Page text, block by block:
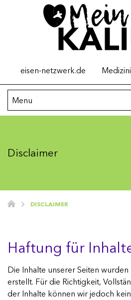
Top
menu
eisen-netzwerk.de
Main
navigation
Menu
Hyperkaliämie verstehen
Suchen
Disclaimer
DISCLAIMER
Haftung für
Die Inhalte unserer Seiten
erstellt. Für die Richtigkeit,
der Inhalte können wir jedoch